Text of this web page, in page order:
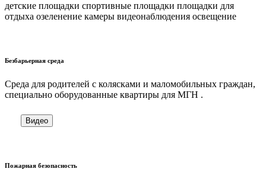
детские площадки спортивные площадки площадки для
отдыха озеленение камеры видеонаблюдения освещение
Безбарьерная среда
Cреда для родителей с колясками и маломобильных граждан,
специально оборудованные квартиры для МГН .
Видео
Пожарная безопасность